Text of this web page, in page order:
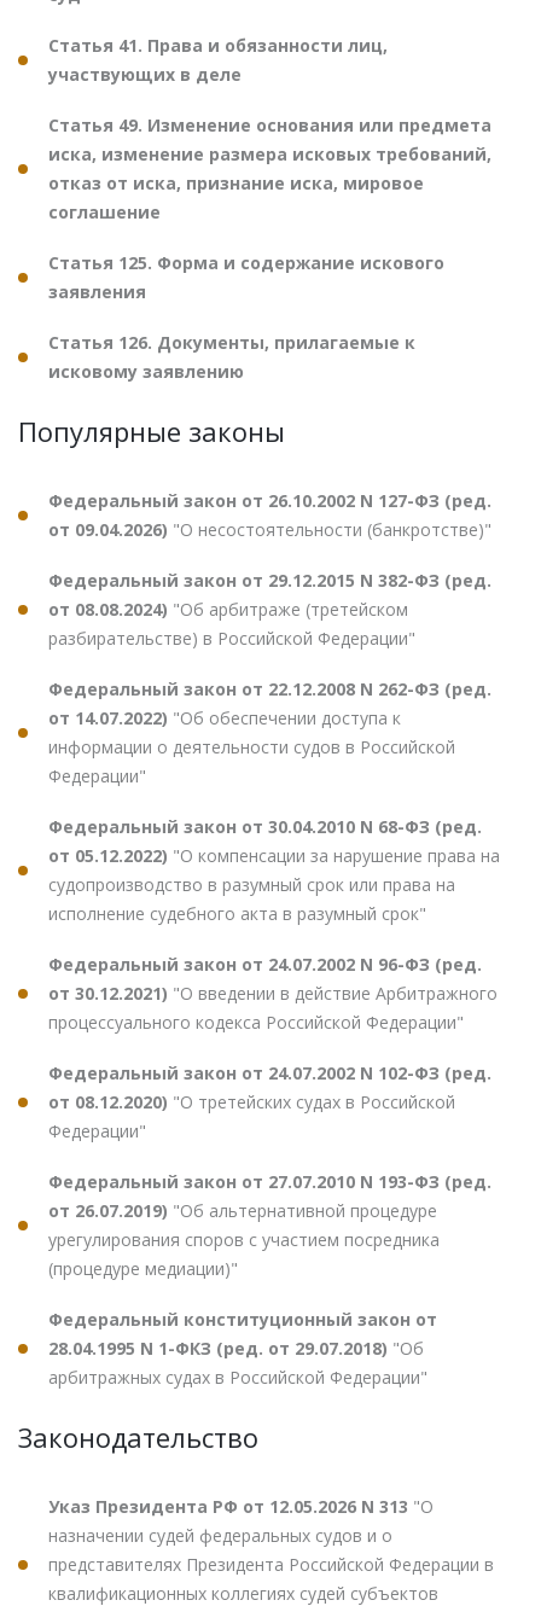
Статья 41. Права и обязанности лиц,
участвующих в деле
Статья 49. Изменение основания или предмета
иска, изменение размера исковых требований,
отказ от иска, признание иска, мировое
соглашение
Статья 125. Форма и содержание искового
заявления
Статья 126. Документы, прилагаемые к
исковому заявлению
Популярные законы
Федеральный закон от 26.10.2002 N 127-ФЗ (ред.
от 09.04.2026) "О несостоятельности (банкротстве)"
Федеральный закон от 29.12.2015 N 382-ФЗ (ред.
от 08.08.2024) "Об арбитраже (третейском
разбирательстве) в Российской Федерации"
Федеральный закон от 22.12.2008 N 262-ФЗ (ред.
от 14.07.2022) "Об обеспечении доступа к
информации о деятельности судов в Российской
Федерации"
Федеральный закон от 30.04.2010 N 68-ФЗ (ред.
от 05.12.2022) "О компенсации за нарушение права на
судопроизводство в разумный срок или права на
исполнение судебного акта в разумный срок"
Федеральный закон от 24.07.2002 N 96-ФЗ (ред.
от 30.12.2021) "О введении в действие Арбитражного
процессуального кодекса Российской Федерации"
Федеральный закон от 24.07.2002 N 102-ФЗ (ред.
от 08.12.2020) "О третейских судах в Российской
Федерации"
Федеральный закон от 27.07.2010 N 193-ФЗ (ред.
от 26.07.2019) "Об альтернативной процедуре
урегулирования споров с участием посредника
(процедуре медиации)"
Федеральный конституционный закон от
28.04.1995 N 1-ФКЗ (ред. от 29.07.2018) "Об
арбитражных судах в Российской Федерации"
Законодательство
Указ Президента РФ от 12.05.2026 N 313 "О
назначении судей федеральных судов и о
представителях Президента Российской Федерации в
квалификационных коллегиях судей субъектов